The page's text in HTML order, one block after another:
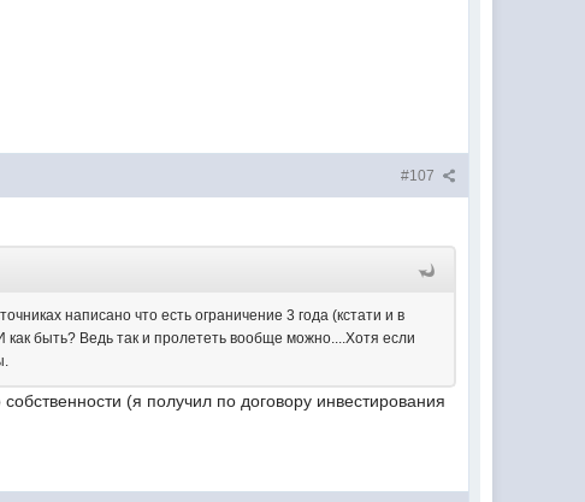
#107
написано что есть ограничение 3 года (кстати и в
как быть? Ведь так и пролететь вообще можно....Хотя если
(я получил по договору инвестирования